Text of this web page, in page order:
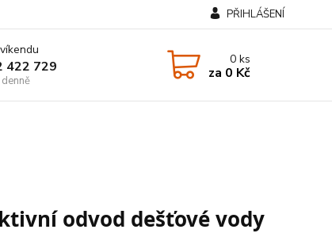
PŘIHLÁŠENÍ
422 729 0ks
za 0 Kč
odvod dešťové vody